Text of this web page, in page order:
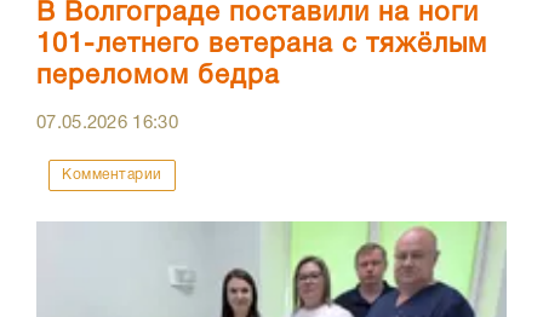
В Волгограде поставили на ноги
101-летнего ветерана с тяжёлым
переломом бедра
07.05.2026 16:30
Комментарии